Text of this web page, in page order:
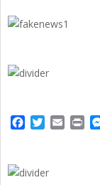
23
Facebook
TwitterEmail